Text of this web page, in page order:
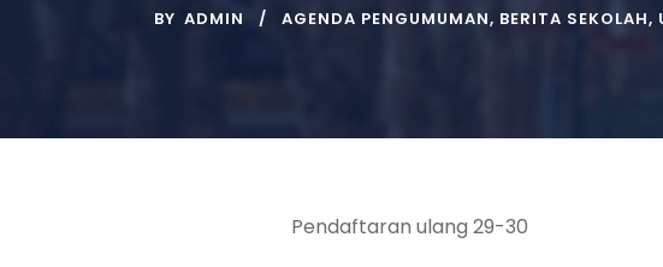
BY ADMIN AGENDA PENGUMUMAN, BERITA SEKOLAH,
Pendaftaran ulang 29-30